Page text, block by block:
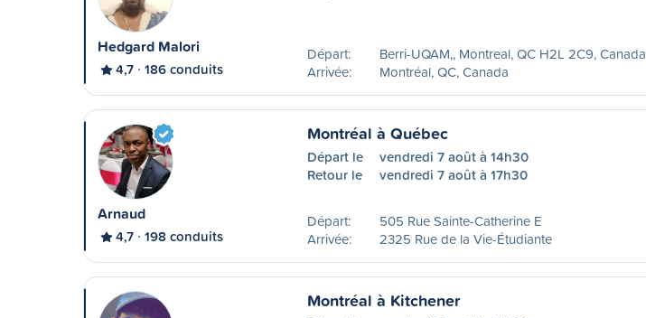
Hedgard Malori
4,7 186 conduits
Départ:
Berri-UQAM,, Montreal, QC H2L 2C9, Canada
Arrivée:
Montréal, QC, Canada
Arnaud
4,7 198 conduits
Montréal à Québec
Départ le
vendredi 7 août à 14h30
Retour le
vendredi 7 août à 17h30
Départ:
505 Rue Sainte-Catherine E
Arrivée:
2325 Rue de la Vie-Étudiante
Montréal à Kitchener